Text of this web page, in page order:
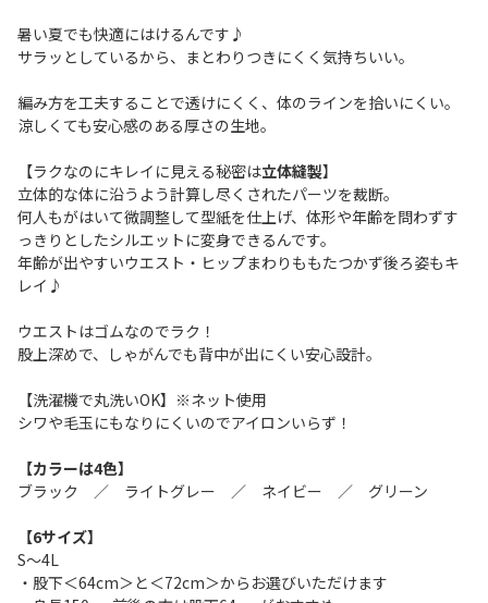
暑い夏でも快適にはけるんです♪
サラッとしているから、まとわりつきにくく気持ちいい。
編み方を工夫することで透けにくく、体のラインを拾いにくい。
涼しくても安心感のある厚さの生地。
【ラクなのにキレイに見える秘密は立体縫製】
立体的な体に沿うよう計算し尽くされたパーツを裁断。
何人もがはいて微調整して型紙を仕上げ、体形や年齢を問わずす
っきりとしたシルエットに変身できるんです。
年齢が出やすいウエスト・ヒップまわりももたつかず後ろ姿もキ
レイ♪
ウエストはゴムなのでラク！
股上深めで、しゃがんでも背中が出にくい安心設計。
【洗濯機で丸洗いOK】※ネット使用
シワや毛玉にもなりにくいのでアイロンいらず！
【カラーは4色】
ブラック ／ ライトグレー ／ ネイビー ／ グリーン
【6サイズ】
S～4L
・股下＜64cm＞と＜72cm＞からお選びいただけます